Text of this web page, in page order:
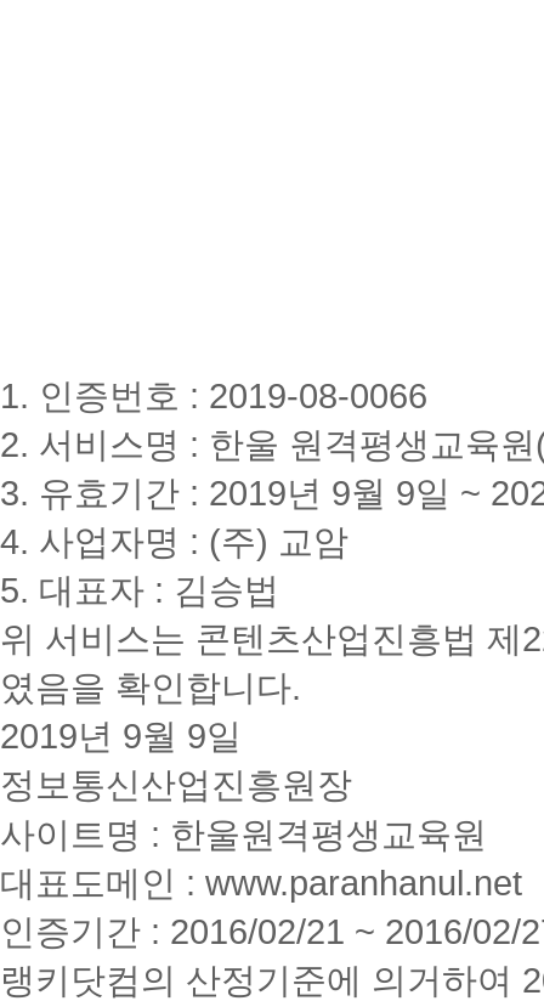
1. 인증번호 : 2019-08-0066
2. 서비스명 : 한울 원격평생교육
3. 유효기간 : 2019년 9월 9일 ~
4. 사업자명 : (주) 교암
5. 대표자 : 김승법
위 서비스는 콘텐츠산업진흥법 제
였음을 확인합니다.
2019년 9월 9일
정보통신산업진흥원장
사이트명 : 한울원격평생교육원
대표도메인 : www.paranhanul.net
인증기간 : 2016/02/21 ~ 2016/02/
랭키닷컴의 산정기준에 의거하여